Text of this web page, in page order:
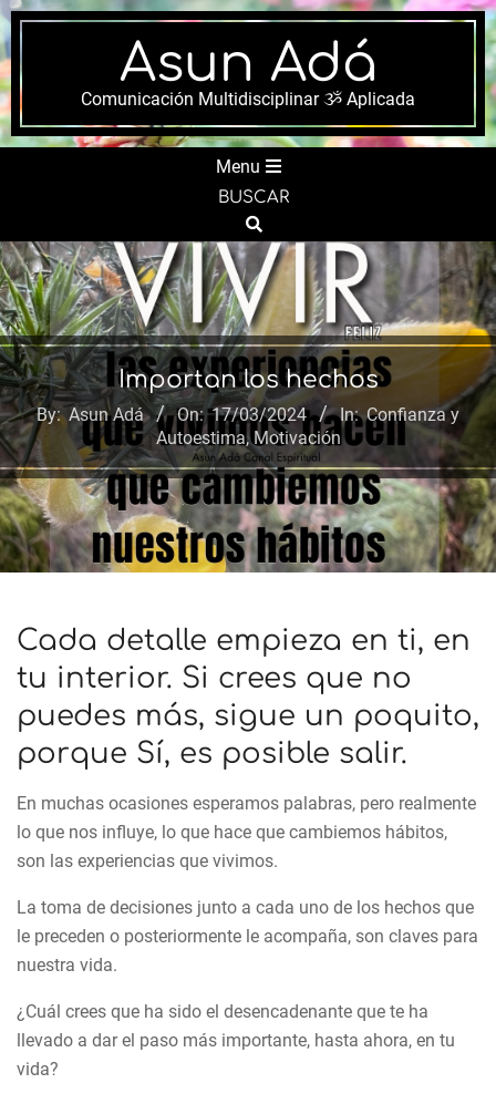
Skip
to
content
Asun Adá
Comunicación Multidisciplinar ૐ Aplicada
Menu
BUSCAR
Search
Importan los hechos
By: Asun Adá On: 17/03/2024 In: Confianza y
Autoestima,Motivación
Cada detalle empieza en ti, en
tu interior. Si crees que no
puedes más, sigue un poquito,
porque Sí, es posible salir.
En muchas ocasiones esperamos palabras, pero realmente
lo que nos influye, lo que hace que cambiemos hábitos,
son las experiencias que vivimos.
La toma de decisiones junto a cada uno de los hechos que
le preceden o posteriormente le acompaña, son claves para
nuestra vida.
¿Cuál crees que ha sido el desencadenante que te ha
llevado a dar el paso más importante, hasta ahora, en tu
vida?